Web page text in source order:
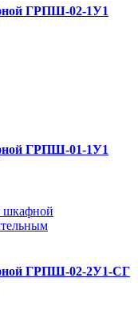
ГРПШ-02-1У1
ГРПШ-01-1У1
ГРПШ-02-2У1-СГ